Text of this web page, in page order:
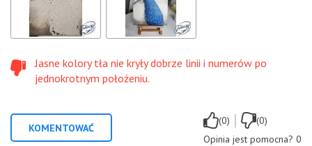
Jasne kolory tła nie kryły dobrze linii i numerów po
jednokrotnym położeniu.
KOMENTOWAĆ
(0) |
(0)
Opinia jest pomocna? 0